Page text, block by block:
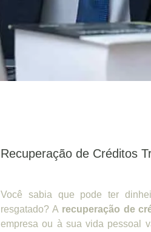
Recuperação de Créditos
Você sabia que pode ter
resgatado? A recuperação de
empresa ou à sua vida pessoal